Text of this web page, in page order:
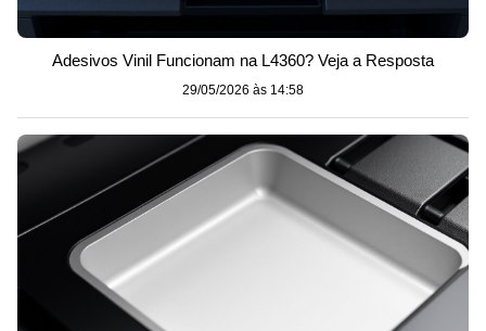
Adesivos Vinil Funcionam na L4360? Veja a Resposta
29/05/2026 às 14:58